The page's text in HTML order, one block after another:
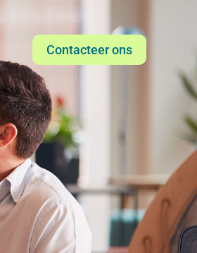
Contacteer ons